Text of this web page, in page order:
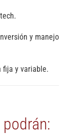
y manejo
fija y variable.